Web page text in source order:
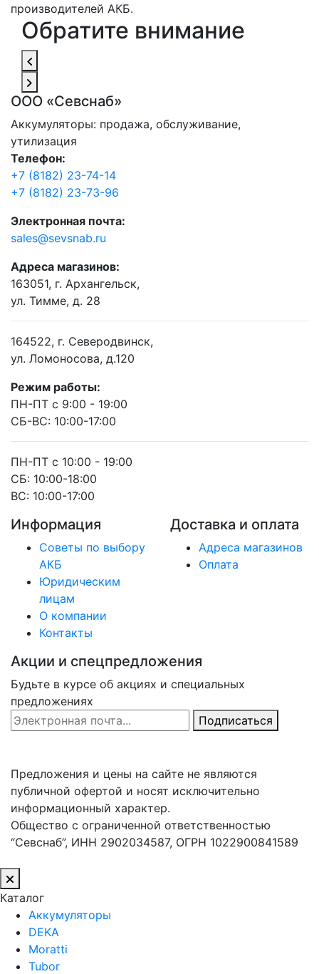
производителей АКБ.
Обратите внимание
ООО «Севснаб»
Аккумуляторы: продажа, обслуживание,
утилизация
Телефон:
+7 (8182) 23-74-14
+7 (8182) 23-73-96
Электронная почта:
sales@sevsnab.ru
Адреса магазинов:
163051, г. Архангельск,
ул. Тимме, д. 28
164522, г. Северодвинск,
ул. Ломоносова, д.120
Режим работы:
ПН-ПТ с 9:00 - 19:00
СБ-ВС: 10:00-17:00
ПН-ПТ с 10:00 - 19:00
СБ: 10:00-18:00
ВС: 10:00-17:00
Информация
Советы по выбору
АКБ
Юридическим
лицам
О компании
Контакты
Доставка и оплата
Адреса магазинов
Оплата
Акции и спецпредложения
Будьте в курсе об акциях и специальных
предложениях
Email Address
Подписаться
Предложения и цены на сайте не являются
публичной офертой и носят исключительно
информационный характер.
Общество с ограниченной ответственностью
“Севснаб”, ИНН 2902034587, ОГРН 1022900841589
Каталог
Аккумуляторы
DEKA
Moratti
Tubor